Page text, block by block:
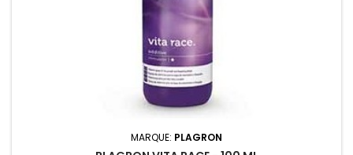
MARQUE: PLAGRON